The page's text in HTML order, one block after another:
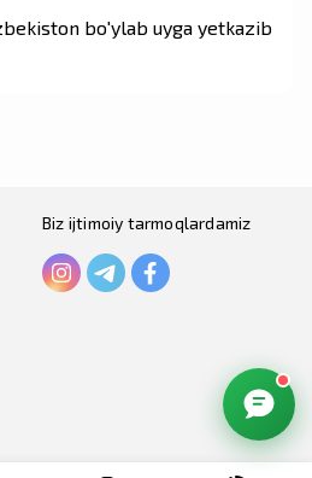
bo'ylab uyga yetkazib
Biz ijtimoiy tarmoqlardamiz